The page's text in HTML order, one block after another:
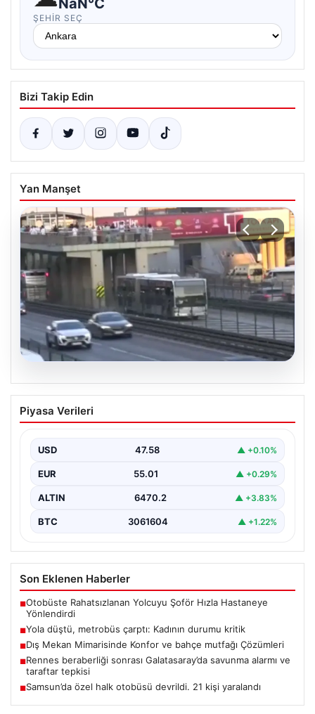
ŞEHIR SEÇ
Bizi Takip Edin
Yan Manşet
04.08.2026
Yola düştü, metrobüs çarptı: Kadının
durumu kritik
Piyasa Verileri
USD 47.58 ▲ +0.10%
EUR 55.01 ▲ +0.29%
ALTIN 6470.2 ▲ +3.83%
BTC 3061604 ▲ +1.22%
Son Eklenen Haberler
■Otobüste Rahatsızlanan Yolcuyu Şoför Hızla Hastaneye
Yönlendirdi
■Yola düştü, metrobüs çarptı: Kadının durumu kritik
■Dış Mekan Mimarisinde Konfor ve bahçe mutfağı Çözümleri
■Rennes beraberliği sonrası Galatasaray’da savunma alarmı ve
taraftar tepkisi
■Samsun’da özel halk otobüsü devrildi. 21 kişi yaralandı